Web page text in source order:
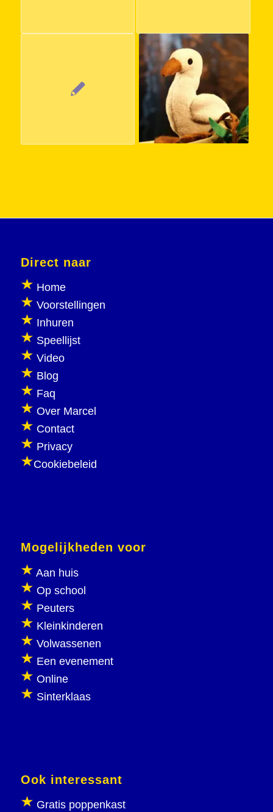
Direct naar
Home
Voorstellingen
Inhuren
Speellijst
Video
Blog
Faq
Over Marcel
Contact
Privacy
Cookiebeleid
Mogelijkheden voor
Aan huis
Op school
Peuters
Kleinkinderen
Volwassenen
Een evenement
Online
Sinterklaas
Ook interessant
Gratis poppenkast